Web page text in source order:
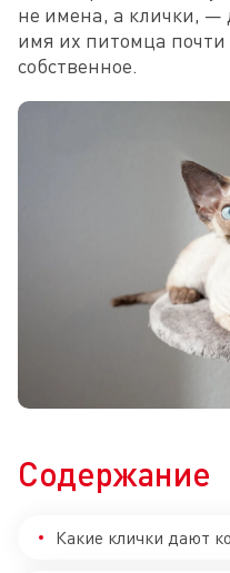
не имена, а клички,
имя их питомца
собственное.
Содержание
Какие клички дают